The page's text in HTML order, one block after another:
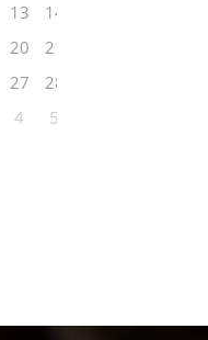
13
14
20
21
27
28
4 5